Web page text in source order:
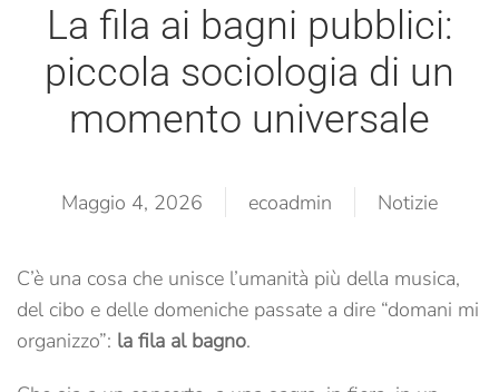
La fila ai bagni pubblici:
piccola sociologia di un
momento universale
Maggio 4, 2026 ecoadmin Notizie
C’è una cosa che unisce l’umanità più della musica,
del cibo e delle domeniche passate a dire “domani mi
organizzo”: la fila al bagno.